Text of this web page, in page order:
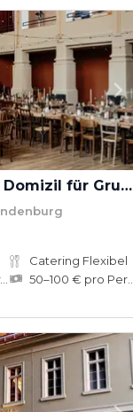
Raumquartier - Domizil für Gruppen
Catering Flexibel